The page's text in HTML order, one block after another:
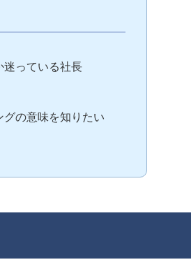
迷っている社長
の意味を知りたい